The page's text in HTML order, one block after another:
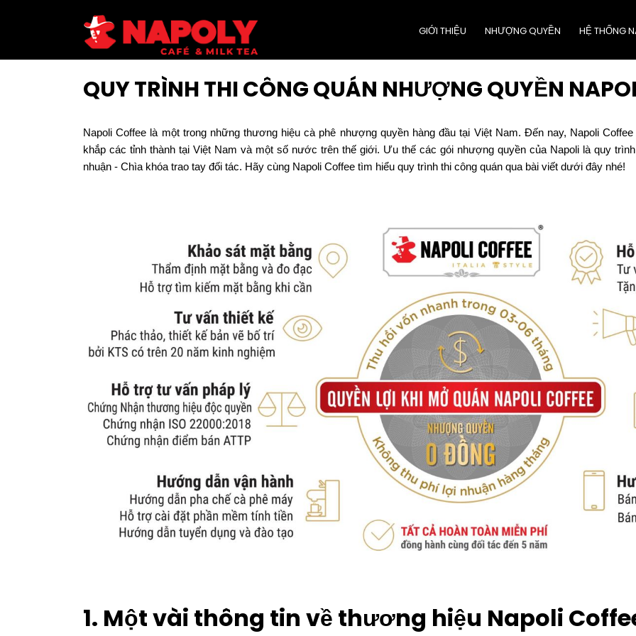
GIỚI THIỆU NHƯỢNG QUYỀN HỆ THỐNG
QUY TRÌNH THI CÔNG QUÁN NHƯỢNG QUYỀN
Napoli Coffee là một trong những thương hiệu cà phê nhượng quyền hàng đầu tại Việt Nam. Đến nay, Napoli
khắp các tỉnh thành tại Việt Nam và một số nước trên thế giới. Ưu thế các gói nhượng quyền của Napoli là quy
nhuận - Chìa khóa trao tay đối tác. Hãy cùng Napoli Coffee tìm hiểu quy trình thi công quán qua bài viết dưới đây nhé!
1. Một vài thông tin về thương hiệu Napoli